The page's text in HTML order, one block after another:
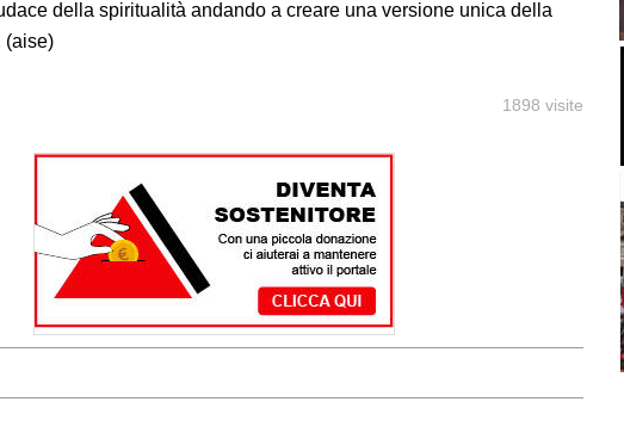
della spiritualità andando a creare una versione unica della
(aise)
1898 visite